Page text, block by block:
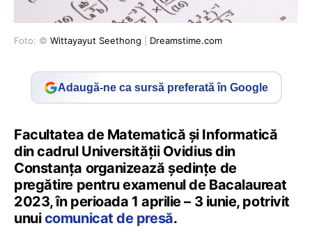
Foto: © Wittayayut Seethong Dreamstime.com
Adaugă-ne ca sursă preferată în Google
Facultatea de Matematică și Informatică
din cadrul Universității Ovidius din
Constanța organizează ședințe de
pregătire pentru examenul de Bacalaureat
2023, în perioada 1 aprilie – 3 iunie, potrivit
unuicomunicat de presă.